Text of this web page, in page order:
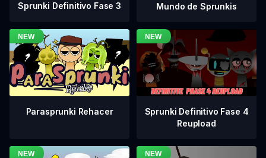
Sprunki Definitivo Fase 3 Mundo de Sprunkis
Parasprunki Rehacer
Sprunki Definitivo Fase 4
Reupload